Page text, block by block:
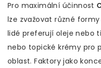
Pro maximální účinnost
lze zvažovat různé
lidé preferují oleje nebo
nebo topické krémy pro
oblast. Faktory jako